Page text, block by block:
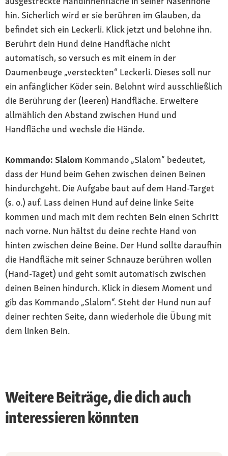
hin. Sicherlich wird er sie berühren im Glauben, da
befindet sich ein Leckerli. Klick jetzt und belohne ihn.
Berührt dein Hund deine Handfläche nicht
automatisch, so versuch es mit einem in der
Daumenbeuge „versteckten“ Leckerli. Dieses soll nur
ein anfänglicher Köder sein. Belohnt wird ausschließlich
die Berührung der (leeren) Handfläche. Erweitere
allmählich den Abstand zwischen Hund und
Handfläche und wechsle die Hände.
Kommando: Slalom Kommando „Slalom“ bedeutet,
dass der Hund beim Gehen zwischen deinen Beinen
hindurchgeht. Die Aufgabe baut auf dem Hand-Target
(s. o.) auf. Lass deinen Hund auf deine linke Seite
kommen und mach mit dem rechten Bein einen Schritt
nach vorne. Nun hältst du deine rechte Hand von
hinten zwischen deine Beine. Der Hund sollte daraufhin
die Handfläche mit seiner Schnauze berühren wollen
(Hand-Taget) und geht somit automatisch zwischen
deinen Beinen hindurch. Klick in diesem Moment und
gib das Kommando „Slalom“. Steht der Hund nun auf
deiner rechten Seite, dann wiederhole die Übung mit
dem linken Bein.
Weitere Beiträge, die dich auch
interessieren könnten